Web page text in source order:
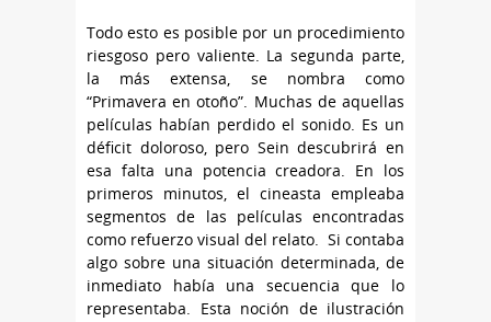
Todo esto es posible por un procedimiento
riesgoso pero valiente. La segunda parte,
la más extensa, se nombra como
“Primavera en otoño”. Muchas de aquellas
películas habían perdido el sonido. Es un
déficit doloroso, pero Sein descubrirá en
esa falta una potencia creadora. En los
primeros minutos, el cineasta empleaba
segmentos de las películas encontradas
como refuerzo visual del relato. Si contaba
algo sobre una situación determinada, de
inmediato había una secuencia que lo
representaba. Esta noción de ilustración